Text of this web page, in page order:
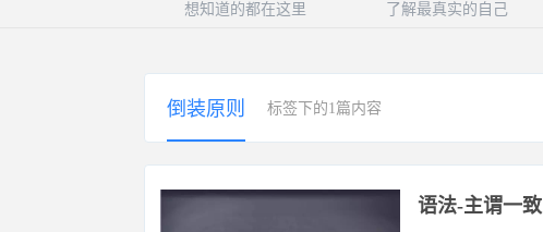
想知道的都在这里 了解最真实的自己
倒装原则 标签下的1篇内容
语法-主谓一致